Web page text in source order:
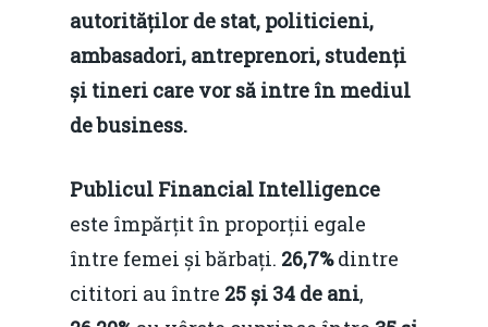
autorităților de stat, politicieni,
ambasadori, antreprenori, studenți
și tineri care vor să intre în mediul
de business.
Publicul Financial Intelligence
este împărțit în proporții egale
între femei și bărbați. 26,7%dintre
cititori au între 25 și 34 de ani,